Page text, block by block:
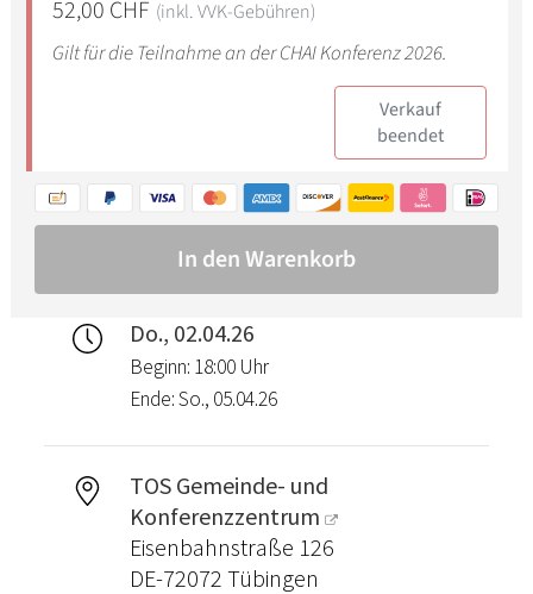
Do., 02.04.26
Beginn: 18:00 Uhr
Ende: So., 05.04.26
TOS Gemeinde- und
Konferenzzentrum
Eisenbahnstraße 126
DE-72072 Tübingen